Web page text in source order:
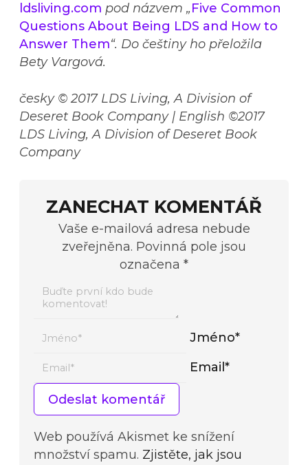
ldsliving.com pod názvem „Five Common
Questions About Being LDS and How to
Answer Them“. Do češtiny ho přeložila
Bety Vargová.
česky © 2017 LDS Living, A Division of
Deseret Book Company | English ©2017
LDS Living, A Division of Deseret Book
Company
ZANECHAT KOMENTÁŘ
Vaše e-mailová adresa nebude
zveřejněna. Povinná pole jsou
označena *
Jméno*
Email*
Web používá Akismet ke snížení
množství spamu. Zjistěte, jak jsou